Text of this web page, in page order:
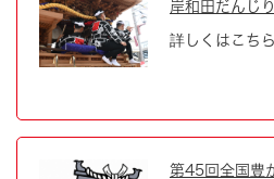
岸和田だんじ
詳しくはこちら
第45回全国豊